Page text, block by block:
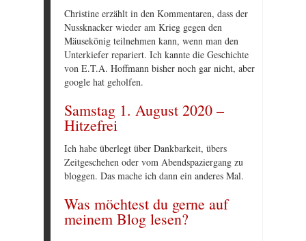
Christine erzählt in den Kommentaren, dass der
Nussknacker wieder am Krieg gegen den
Mäusekönig teilnehmen kann, wenn man den
Unterkiefer repariert. Ich kannte die Geschichte
von E.T.A. Hoffmann bisher noch gar nicht, aber
google hat geholfen.
Samstag 1. August 2020 –
Hitzefrei
Ich habe überlegt über Dankbarkeit, übers
Zeitgeschehen oder vom Abendspaziergang zu
bloggen. Das mache ich dann ein anderes Mal.
Was möchtest du gerne auf
meinem Blog lesen?